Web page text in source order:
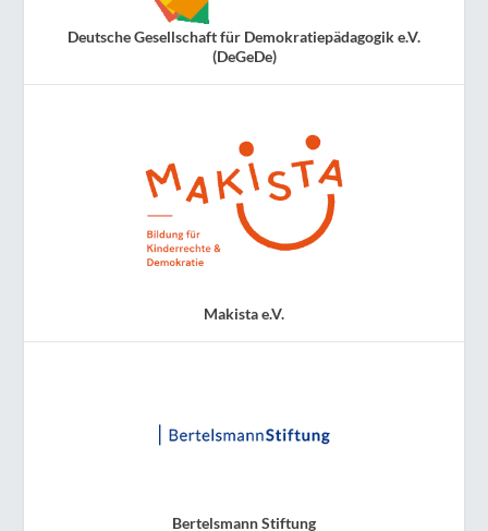
Deutsche Gesellschaft für Demokratiepädagogik e.V.
(DeGeDe)
Makista e.V.
Bertelsmann Stiftung